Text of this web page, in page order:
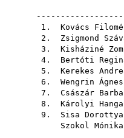
1. Kovács
2. Zsigmond
3. Kisháziné
4. Bertóti
5. Kerekes
6. Wengrin Ágnes
7. Császár
8. Károlyi Hanga
9. Sisa Dorottya
Szokol Mónika